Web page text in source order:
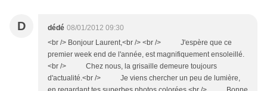
D dédé 08/01/2012 09:30
<br /> Bonjour Laurent,<br /> <br /> J'espère que ce
premier week end de l'année, est magnifiquement ensoleillé.
<br /> Chez nous, la grisaille demeure toujours
d'actualité.<br /> Je viens chercher un peu de lumière,